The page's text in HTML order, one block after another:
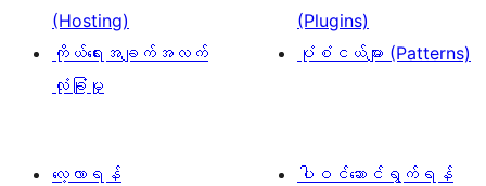
(Hosting)
ကိုယ်ရေးအချက်အလက်
လုံခြုံမှု
(Plugins)
ပုံစံငယ်များ (Patterns)
လေ့လာရန်
ပါဝင်ဆောင်ရွက်ရန်